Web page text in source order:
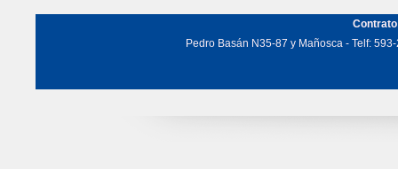
Pedro Basán N35-87 y Mañosca - Telf: